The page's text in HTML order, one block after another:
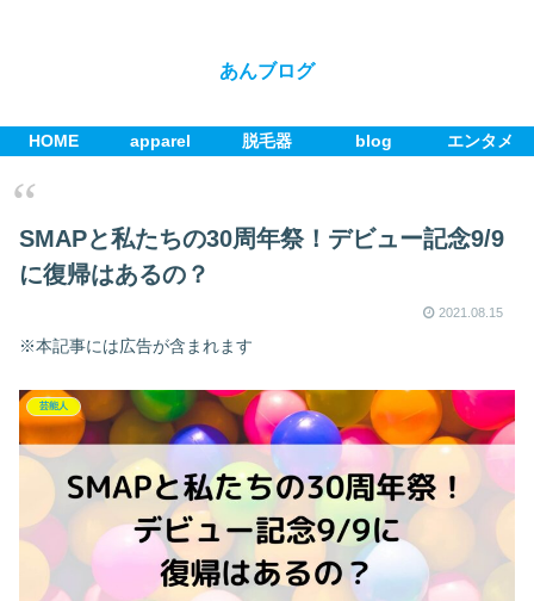
あんブログ
HOME apparel 脱毛器 blog エンタメ
SMAPと私たちの30周年祭！デビュー記念9/9
に復帰はあるの？
2021.08.15
※本記事には広告が含まれます
芸能人